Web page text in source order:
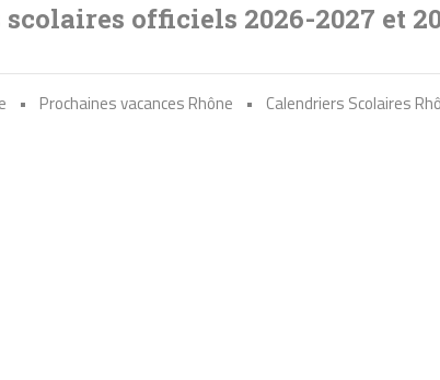
officiels 2026-2027 et
• Prochaines vacances Rhône • Calendriers Scolaires